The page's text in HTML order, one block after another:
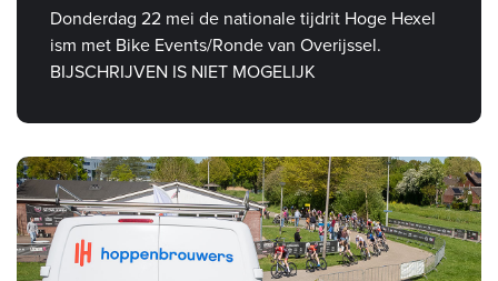
Donderdag 22 mei de nationale tijdrit Hoge Hexel
ism met Bike Events/Ronde van Overijssel.
BIJSCHRIJVEN IS NIET MOGELIJK